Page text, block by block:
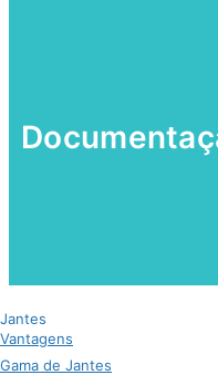
Jantes
Vantagens
Gama de Jantes